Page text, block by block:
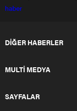
haber
DİĞER HABERLER
MULTİ MEDYA
SAYFALAR